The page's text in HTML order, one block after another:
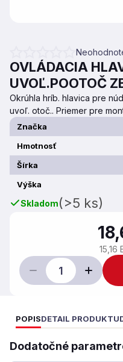
Priemerné hodnotenie
OVLÁDACIA
UVOĽ.POOTOČ
Okrúhla hríb. hlavica pre
uvoľ. otoč.. Priemer pre
Značka
Hmotnosť
Šírka
Výška
Skladom(>5 ks)
15,16
POPISDETAIL PRODUKTU
Dodatočné